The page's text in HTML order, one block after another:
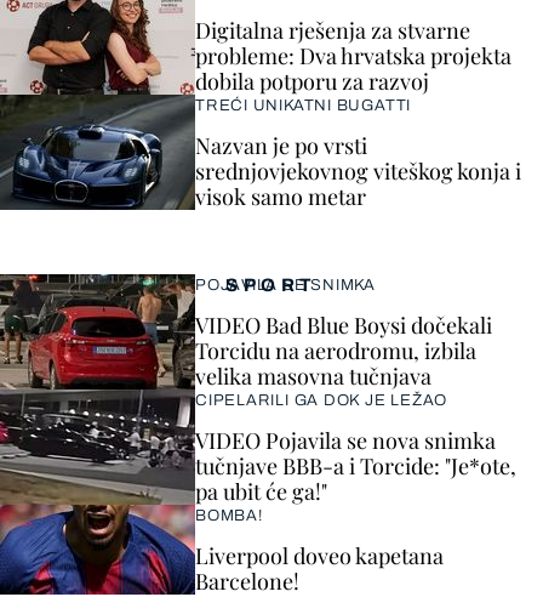
SPORT
POJAVILA SE SNIMKA
VIDEO Bad Blue Boysi dočekali
Torcidu na aerodromu, izbila
velika masovna tučnjava
CIPELARILI GA DOK JE LEŽAO
VIDEO Pojavila se nova snimka
tučnjave BBB-a i Torcide: "Je*ote,
pa ubit će ga!"
BOMBA!
Liverpool doveo kapetana
Barcelone!
Digitalna rješenja za stvarne
probleme: Dva hrvatska projekta
dobila potporu za razvoj
TREĆI UNIKATNI BUGATTI
Nazvan je po vrsti
srednjovjekovnog viteškog konja i
visok samo metar